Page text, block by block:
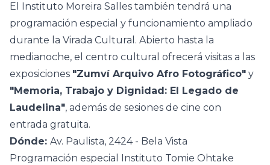
El Instituto Moreira Salles también tendrá una
programación especial y funcionamiento ampliado
durante la Virada Cultural. Abierto hasta la
medianoche, el centro cultural ofrecerá visitas a las
exposiciones "Zumví Arquivo Afro Fotográfico" y
"Memoria, Trabajo y Dignidad: El Legado de
Laudelina", además de sesiones de cine con
entrada gratuita.
Dónde: Av. Paulista, 2424 - Bela Vista
Programación especial Instituto Tomie Ohtake